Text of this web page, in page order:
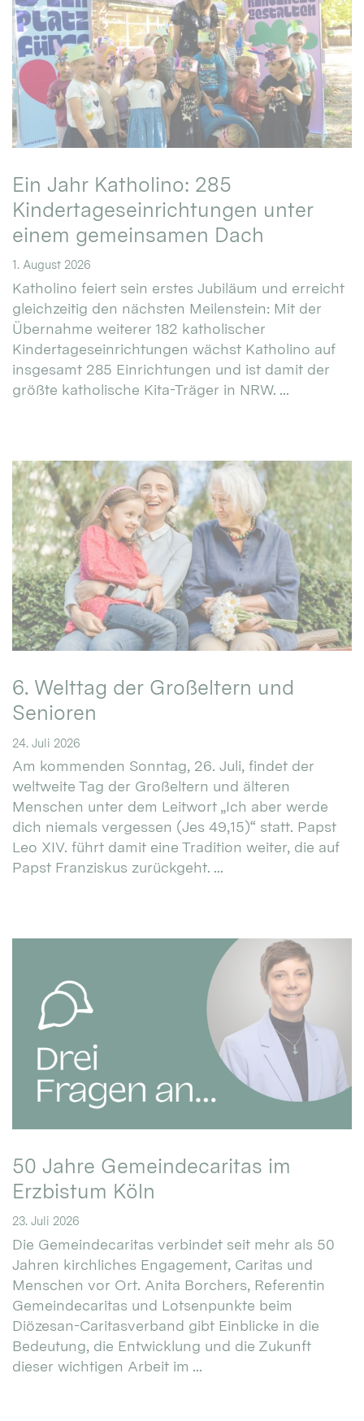
Ein Jahr Katholino: 285
Kindertageseinrichtungen unter
einem gemeinsamen Dach
1. August 2026
Katholino feiert sein erstes Jubiläum und erreicht
gleichzeitig den nächsten Meilenstein: Mit der
Übernahme weiterer 182 katholischer
Kindertageseinrichtungen wächst Katholino auf
insgesamt 285 Einrichtungen und ist damit der
größte katholische Kita-Träger in NRW. ...
6. Welttag der Großeltern und
Senioren
24. Juli 2026
Am kommenden Sonntag, 26. Juli, findet der
weltweite Tag der Großeltern und älteren
Menschen unter dem Leitwort „Ich aber werde
dich niemals vergessen (Jes 49,15)“ statt. Papst
Leo XIV. führt damit eine Tradition weiter, die auf
Papst Franziskus zurückgeht. ...
50 Jahre Gemeindecaritas im
Erzbistum Köln
23. Juli 2026
Die Gemeindecaritas verbindet seit mehr als 50
Jahren kirchliches Engagement, Caritas und
Menschen vor Ort. Anita Borchers, Referentin
Gemeindecaritas und Lotsenpunkte beim
Diözesan-Caritasverband gibt Einblicke in die
Bedeutung, die Entwicklung und die Zukunft
dieser wichtigen Arbeit im ...